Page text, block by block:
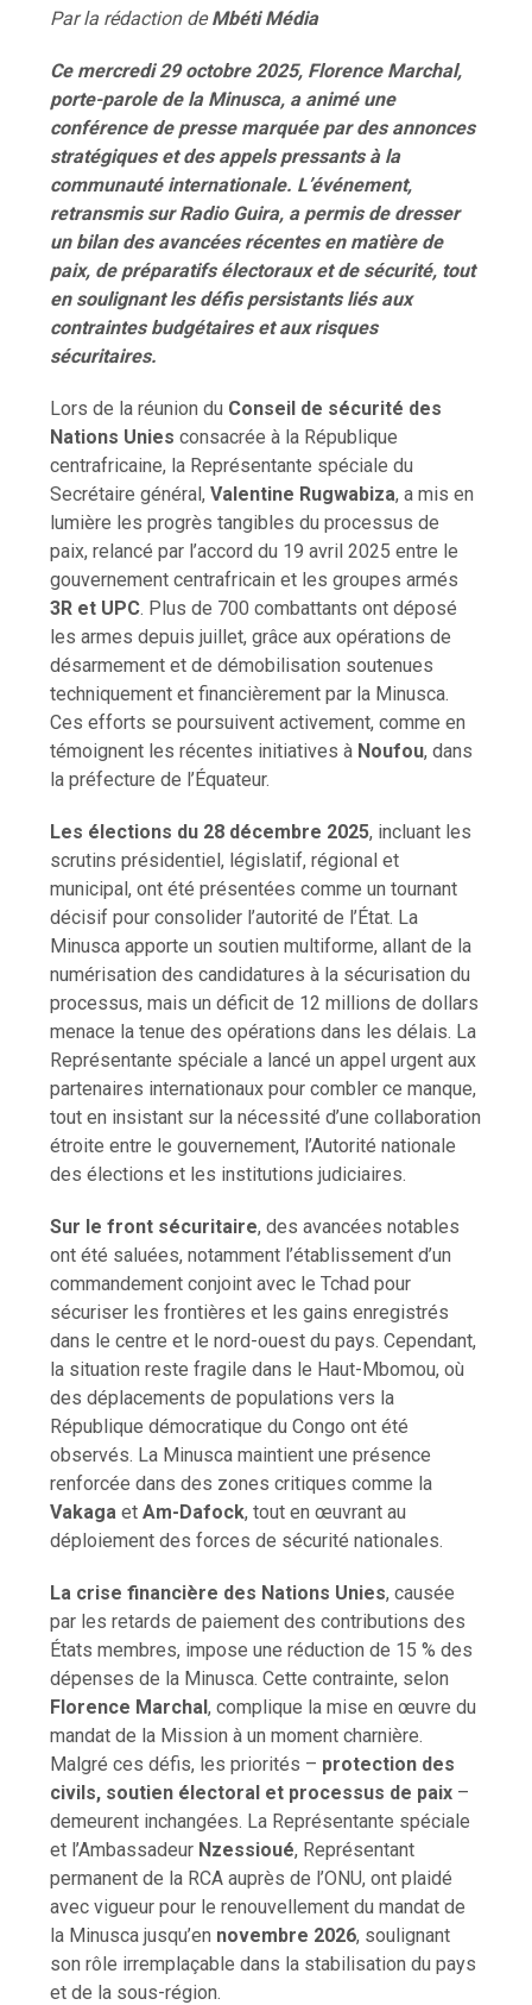
Par la rédaction deMbéti Média
Ce mercredi 29 octobre 2025, Florence Marchal,
porte-parole de la Minusca, a animé une
conférence de presse marquée par des annonces
stratégiques et des appels pressants à la
communauté internationale. L’événement,
retransmis sur Radio Guira, a permis de dresser
un bilan des avancées récentes en matière de
paix, de préparatifs électoraux et de sécurité, tout
en soulignant les défis persistants liés aux
contraintes budgétaires et aux risques
sécuritaires.
Lors de la réunion du Conseil de sécurité des
Nations Unies consacrée à la République
centrafricaine, la Représentante spéciale du
Secrétaire général,Valentine Rugwabiza, a mis en
lumière les progrès tangibles du processus de
paix, relancé par l’accord du 19 avril 2025 entre le
gouvernement centrafricain et les groupes armés
3R et UPC. Plus de 700 combattants ont déposé
les armes depuis juillet, grâce aux opérations de
désarmement et de démobilisation soutenues
techniquement et financièrement par la Minusca.
Ces efforts se poursuivent activement, comme en
témoignent les récentes initiatives à Noufou, dans
la préfecture de l’Équateur.
Les élections du 28 décembre 2025, incluant les
scrutins présidentiel, législatif, régional et
municipal, ont été présentées comme un tournant
décisif pour consolider l’autorité de l’État. La
Minusca apporte un soutien multiforme, allant de la
numérisation des candidatures à la sécurisation du
processus, mais un déficit de 12 millions de dollars
menace la tenue des opérations dans les délais. La
Représentante spéciale a lancé un appel urgent aux
partenaires internationaux pour combler ce manque,
tout en insistant sur la nécessité d’une collaboration
étroite entre le gouvernement, l’Autorité nationale
des élections et les institutions judiciaires.
Sur le front sécuritaire, des avancées notables
ont été saluées, notamment l’établissement d’un
commandement conjoint avec le Tchad pour
sécuriser les frontières et les gains enregistrés
dans le centre et le nord-ouest du pays. Cependant,
la situation reste fragile dans le Haut-Mbomou, où
des déplacements de populations vers la
République démocratique du Congo ont été
observés. La Minusca maintient une présence
renforcée dans des zones critiques comme la
Vakaga etAm-Dafock, tout en œuvrant au
déploiement des forces de sécurité nationales.
La crise financière des Nations Unies, causée
par les retards de paiement des contributions des
États membres, impose une réduction de 15 % des
dépenses de la Minusca. Cette contrainte, selon
Florence Marchal, complique la mise en œuvre du
mandat de la Mission à un moment charnière.
Malgré ces défis, les priorités – protection des
civils, soutien électoral et processus de paix –
demeurent inchangées. La Représentante spéciale
et l’Ambassadeur Nzessioué, Représentant
permanent de la RCA auprès de l’ONU, ont plaidé
avec vigueur pour le renouvellement du mandat de
la Minusca jusqu’en novembre 2026, soulignant
son rôle irremplaçable dans la stabilisation du pays
et de la sous-région.